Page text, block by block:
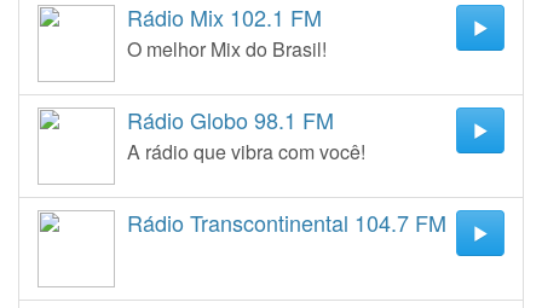
Rádio Mix 102.1 FM
O melhor Mix do Brasil!
Rádio Globo 98.1 FM
A rádio que vibra com você!
Rádio Transcontinental 104.7 FM